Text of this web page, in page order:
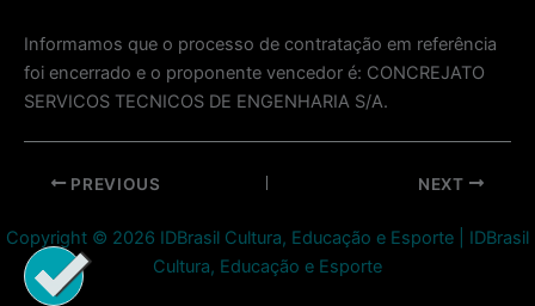
Informamos que o processo de contratação em referência
foi encerrado e o proponente vencedor é: CONCREJATO
SERVICOS TECNICOS DE ENGENHARIA S/A.
Post
PREVIOUS NEXT
Copyright © 2026 IDBrasil Cultura, Educação e Esporte | IDBrasil
Cultura, Educação e Esporte